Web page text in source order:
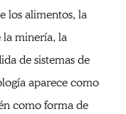
los alimentos, la
la minería, la
de sistemas de
aparece como
como forma de